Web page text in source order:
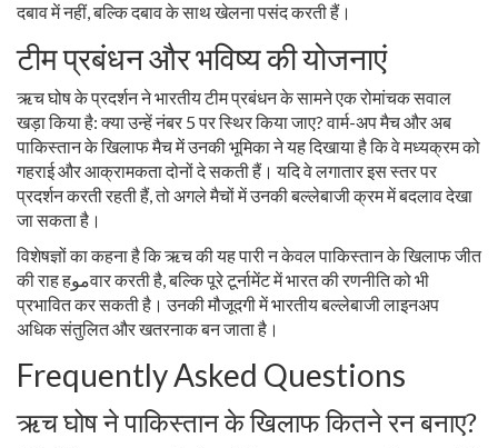
दबाव में नहीं, बल्कि दबाव के साथ खेलना पसंद करती हैं।
टीम प्रबंधन और भविष्य की योजनाएं
ऋच घोष के प्रदर्शन ने भारतीय टीम प्रबंधन के सामने एक रोमांचक सवाल
खड़ा किया है: क्या उन्हें नंबर 5 पर स्थिर किया जाए? वार्म-अप मैच और अब
पाकिस्तान के खिलाफ मैच में उनकी भूमिका ने यह दिखाया है कि वे मध्यक्रम को
गहराई और आक्रामकता दोनों दे सकती हैं। यदि वे लगातार इस स्तर पर
प्रदर्शन करती रहती हैं, तो अगले मैचों में उनकी बल्लेबाजी क्रम में बदलाव देखा
जा सकता है।
विशेषज्ञों का कहना है कि ऋच की यह पारी न केवल पाकिस्तान के खिलाफ जीत
की राह हموवार करती है, बल्कि पूरे टूर्नामेंट में भारत की रणनीति को भी
प्रभावित कर सकती है। उनकी मौजूदगी में भारतीय बल्लेबाजी लाइनअप
अधिक संतुलित और खतरनाक बन जाता है।
Frequently Asked Questions
ऋच घोष ने पाकिस्तान के खिलाफ कितने रन बनाए?